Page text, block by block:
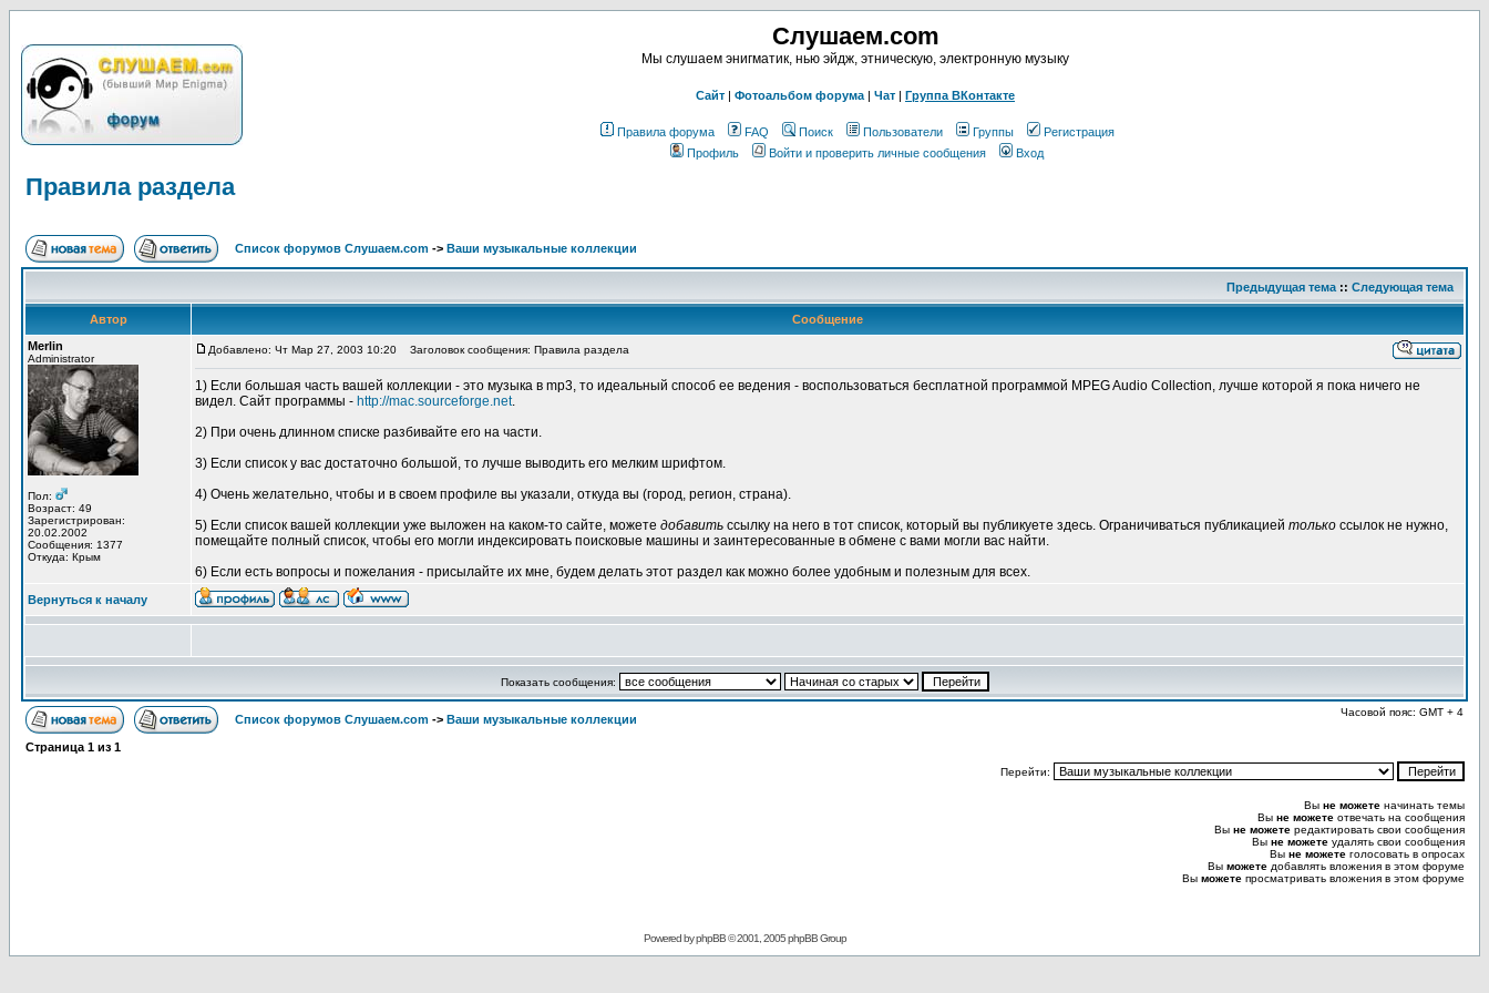
Слушаем.com
Мы слушаем энигматик, нью эйдж, этническую, электронную музыку
Сайт | Фотоальбом форума | Чат | Группа ВКонтакте
Правила форума FAQ Поиск Пользователи Группы
Регистрация
Профиль
Войти и проверить личные сообщения Вход
Правила раздела
Список форумов Слушаем.com -> Ваши музыкальные коллекции
Предыдущая тема :: Следующая тема
Автор
Сообщение
Merlin
Administrator
Пол:
Возраст: 49
Зарегистрирован:
20.02.2002
Сообщения: 1377
Откуда: Крым
Добавлено: Чт Мар 27, 2003 10:20 Заголовок сообщения: Правила раздела
1) Если большая часть вашей коллекции - это музыка в mp3, то идеальный способ ее ведения - воспользоваться бесплатной программой MPEG Audio Collection, лучше которой я пока ничего не
видел. Сайт программы - http://mac.sourceforge.net.
2) При очень длинном списке разбивайте его на части.
3) Если список у вас достаточно большой, то лучше выводить его мелким шрифтом.
4) Очень желательно, чтобы и в своем профиле вы указали, откуда вы (город, регион, страна).
5) Если список вашей коллекции уже выложен на каком-то сайте, можете добавить ссылку на него в тот список, который вы публикуете здесь. Ограничиваться публикацией только ссылок не нужно,
помещайте полный список, чтобы его могли индексировать поисковые машины и заинтересованные в обмене с вами могли вас найти.
6) Если есть вопросы и пожелания - присылайте их мне, будем делать этот раздел как можно более удобным и полезным для всех.
Вернуться к началу
Показать сообщения:
Список форумов Слушаем.com -> Ваши музыкальные коллекции
Часовой пояс: GMT + 4
Страница 1 из 1
Перейти:
Вы не можете начинать темы
Вы не можете отвечать на сообщения
Вы не можете редактировать свои сообщения
Вы не можете удалять свои сообщения
Вы не можете голосовать в опросах
Вы можете добавлять вложения в этом форуме
Вы можете просматривать вложения в этом форуме
Powered by phpBB © 2001, 2005 phpBB Group